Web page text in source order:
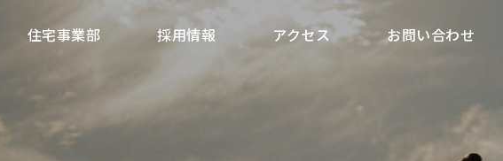
住宅事業部 採用情報 アクセス お問い合わせ